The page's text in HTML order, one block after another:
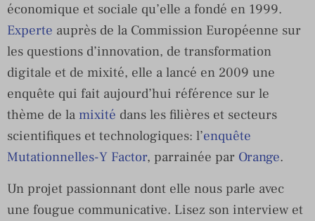
économique et sociale qu’elle a fondé en 1999.
Experte auprès de la Commission Européenne sur
les questions d’innovation, de transformation
digitale et de mixité, elle a lancé en 2009 une
enquête qui fait aujourd’hui référence sur le
thème de la mixité dans les filières et secteurs
scientifiques et technologiques: l’enquête
Mutationnelles-Y Factor, parrainée par Orange.
Un projet passionnant dont elle nous parle avec
une fougue communicative. Lisez son interview et